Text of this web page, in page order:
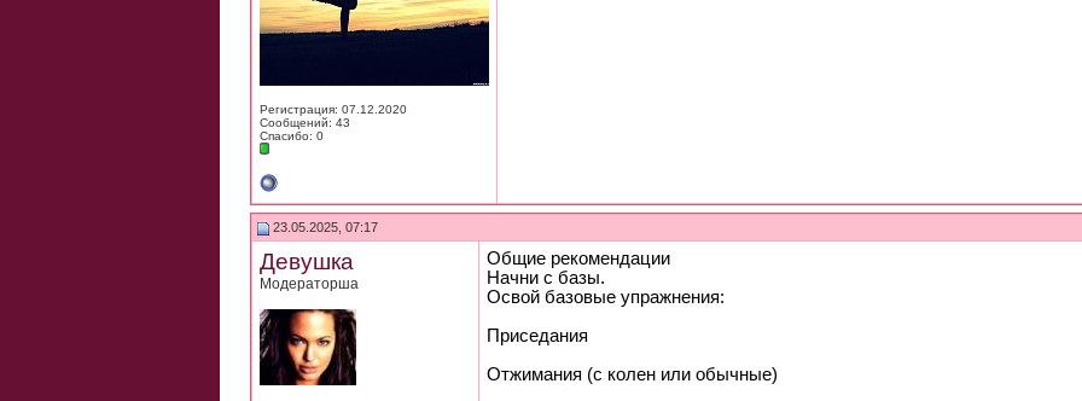
Регистрация: 07.12.2020
Сообщений: 43
Спасибо: 0
23.05.2025, 07:17
Девушка
Модераторша
Общие рекомендации
Начни с базы.
Освой базовые упражнения:
Приседания
Отжимания (с колен или обычные)